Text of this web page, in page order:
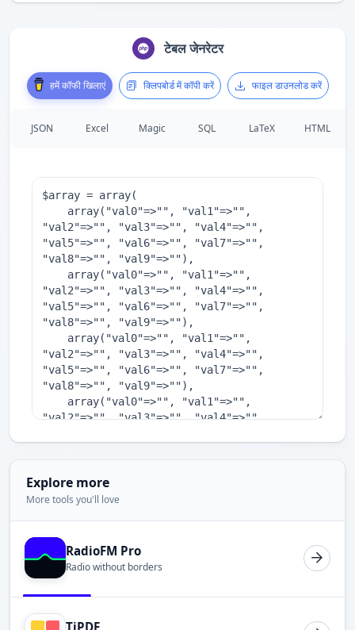
टेबल जेनरेटर
हमें कॉफी खिलाएं क्लिपबोर्ड में कॉपी करें फाइल डाउनलोड करें
JSON Excel Magic SQL LaTeX HTML
Explore more
More tools you'll love
RadioFM Pro
Radio without borders
TiPDF